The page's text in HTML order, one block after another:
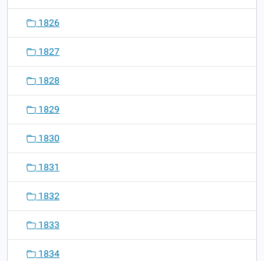
1826
1827
1828
1829
1830
1831
1832
1833
1834